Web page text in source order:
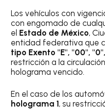
Los vehículos con
con engomado de
el Estado de México,
entidad federativa que
tipo Exento "E", "00",
restricción a la
holograma vencido.
En el caso de los
holograma 1, su